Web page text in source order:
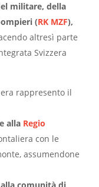
militare, della
(RK MZF),
altresì parte
Svizzera
rappresento il
alla Regio
con le
assumendone